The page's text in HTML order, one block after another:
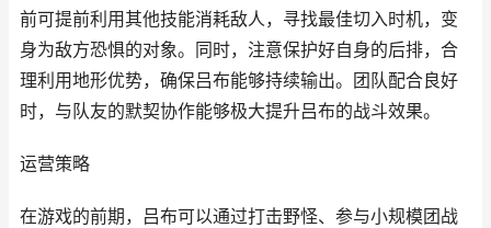
前可提前利用其他技能消耗敌人，寻找最佳切入时机，变
身为敌方恐惧的对象。同时，注意保护好自身的后排，合
理利用地形优势，确保吕布能够持续输出。团队配合良好
时，与队友的默契协作能够极大提升吕布的战斗效果。
运营策略
在游戏的前期，吕布可以通过打击野怪、参与小规模团战